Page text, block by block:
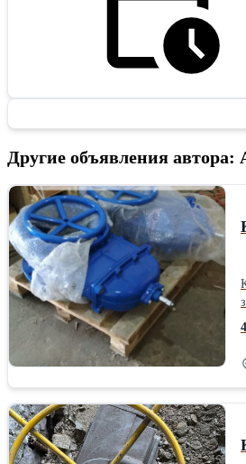
Другие объявления автора: